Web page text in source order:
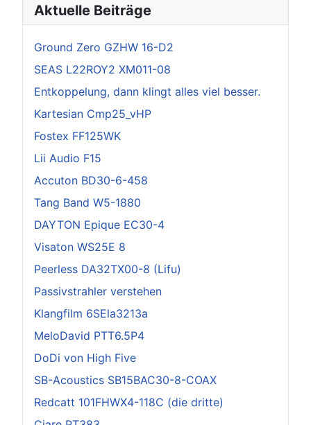
Aktuelle Beiträge
Ground Zero GZHW 16-D2
SEAS L22ROY2 XM011-08
Entkoppelung, dann klingt alles viel besser.
Kartesian Cmp25_vHP
Fostex FF125WK
Lii Audio F15
Accuton BD30-6-458
Tang Band W5-1880
DAYTON Epique EC30-4
Visaton WS25E 8
Peerless DA32TX00-8 (Lifu)
Passivstrahler verstehen
Klangfilm 6SEla3213a
MeloDavid PTT6.5P4
DoDi von High Five
SB-Acoustics SB15BAC30-8-COAX
Redcatt 101FHWX4-118C (die dritte)